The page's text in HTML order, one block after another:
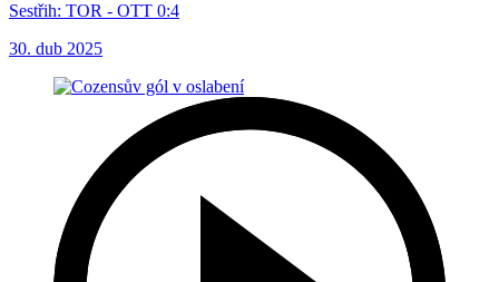
Sestřih: TOR - OTT 0:4
30. dub 2025